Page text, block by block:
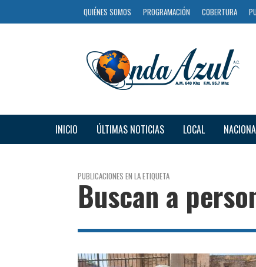
QUIÉNES SOMOS PROGRAMACIÓN COBERTURA
INICIO ÚLTIMAS NOTICIAS LOCAL
PUBLICACIONES EN LA ETIQUETA
Buscan a